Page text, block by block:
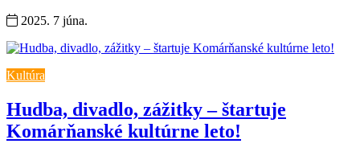
2025. 7 júna.
Kultúra
Hudba, divadlo, zážitky – štartuje
Komárňanské kultúrne leto!